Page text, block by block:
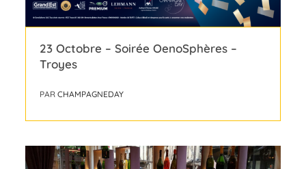
23 Octobre – Soirée OenoSphères –
Troyes
PAR CHAMPAGNEDAY